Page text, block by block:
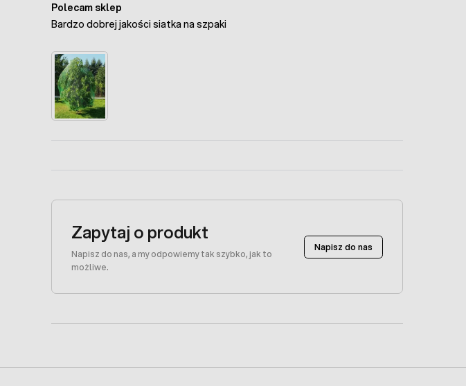
Polecam sklep
Bardzo dobrej jakości siatka na szpaki
Zapytaj o produkt
Napisz do nas, a my odpowiemy tak szybko, jak to
możliwe.
Napisz do nas